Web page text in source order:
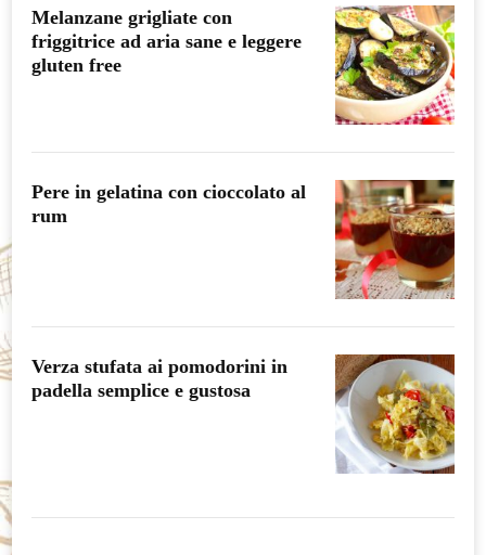
Melanzane grigliate con
friggitrice ad aria sane e leggere
gluten free
Pere in gelatina con cioccolato al
rum
Verza stufata ai pomodorini in
padella semplice e gustosa